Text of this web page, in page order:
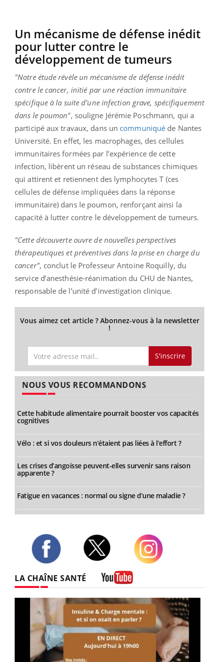
Un mécanisme de défense inédit
pour lutter contre le
développement de tumeurs
"Notre étude révèle un mécanisme de défense inédit
contre le cancer, initié par une réaction immunitaire
spécifique à la suite d’une infection grave, spécifiquement
dans le poumon", souligne Jérémie Poschmann, qui a
participé aux travaux, dans un communiqué de Nantes
Université. En effet, les macrophages, des cellules
immunitaires formées par l’expérience de cette
infection, libèrent un réseau de substances chimiques
qui attirent et retiennent des lymphocytes T (ces
cellules de défense impliquées dans la réponse
immunitaire) dans le poumon, renforçant ainsi la
capacité à lutter contre le développement de tumeurs.
"Cette découverte ouvre de nouvelles perspectives
thérapeutiques et préventives dans la prise en charge du
cancer", conclut le Professeur Antoine Roquilly, du
service d’anesthésie-réanimation du CHU de Nantes,
responsable de l’unité d’investigation clinique.
Vous aimez cet article ? Abonnez-vous à la newsletter
!
S'inscrire
NOUS VOUS RECOMMANDONS
Cette habitude alimentaire pourrait booster vos capacités
cognitives
Vélo : et si vos douleurs n’étaient pas liées à l’effort ?
Les crises d’angoisse peuvent-elles survenir sans raison
apparente ?
Fatigue en vacances : normal ou signe d’une maladie ?
LA CHAÎNE SANTÉ